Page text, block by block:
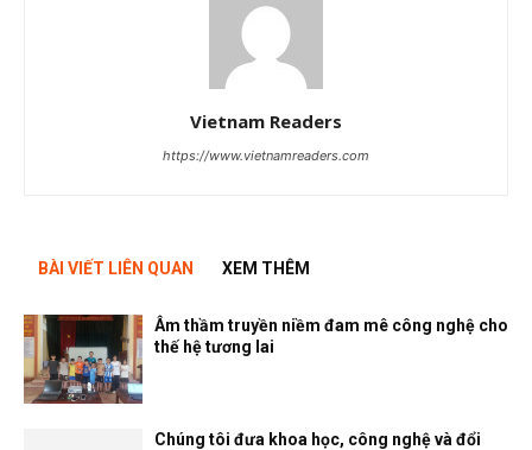
Vietnam Readers
https://www.vietnamreaders.com
BÀI VIẾT LIÊN QUAN XEM THÊM
Âm thầm truyền niềm đam mê công nghệ cho
thế hệ tương lai
Chúng tôi đưa khoa học, công nghệ và đổi